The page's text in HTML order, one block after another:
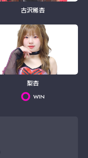
古沢稀杏
梨杏
WIN